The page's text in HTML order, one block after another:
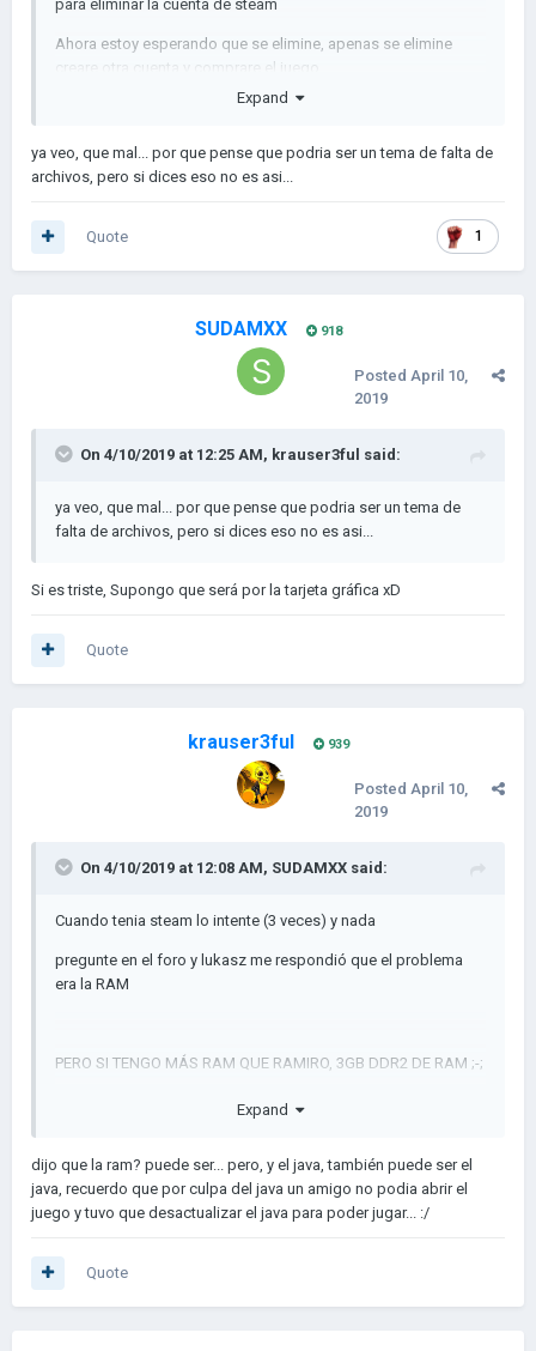
para eliminar la cuenta de steam
Ahora estoy esperando que se elimine, apenas se elimine
creare otra cuenta y comprare el juego
Pero por ahora estoy en la versión pirata
PD, SIEMPRE PERO SIEMPRE El Agua era color negro pirata o
Expand
ya veo, que mal... por que pense que podria ser un tema de falta de
archivos, pero si dices eso no es asi...
1
Quote
SUDAMXX 918
Posted April 10,
2019
On 4/10/2019 at 12:25 AM, krauser3ful said:
ya veo, que mal... por que pense que podria ser un tema de
falta de archivos, pero si dices eso no es asi...
Si es triste, Supongo que será por la tarjeta gráfica xD
Quote
krauser3ful 939
Posted April 10,
2019
On 4/10/2019 at 12:08 AM, SUDAMXX said:
Cuando tenia steam lo intente (3 veces) y nada
pregunte en el foro y lukasz me respondió que el problema
era la RAM
PERO SI TENGO MÁS RAM QUE RAMIRO, 3GB DDR2 DE RAM ;-;
tal vez sea porque la RAM es DDR2 ??
Expand
dijo que la ram? puede ser... pero, y el java, también puede ser el
java, recuerdo que por culpa del java un amigo no podia abrir el
juego y tuvo que desactualizar el java para poder jugar... :/
Quote